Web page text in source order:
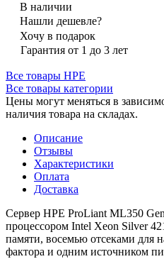
В наличии
Нашли дешевле?
Хочу в подарок
Гарантия от 1 до 3 лет
Все товары HPE
Все товары категории
Цены могут меняться в
наличия товара на складах.
Описание
Отзывы
Характеристики
Оплата
Доставка
Сервер HPE ProLiant ML350
процессором Intel Xeon Silver
памяти, восемью отсеками для
фактора и одним источником